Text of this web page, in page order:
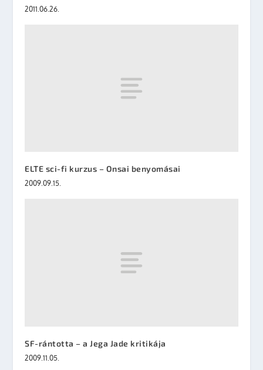
2011.06.26.
ELTE sci-fi kurzus – Onsai benyomásai
2009.09.15.
SF-rántotta – a Jega Jade kritikája
2009.11.05.